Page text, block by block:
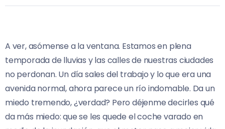
A ver, asómense a la ventana. Estamos en plena
temporada de lluvias y las calles de nuestras ciudades
no perdonan. Un día sales del trabajo y lo que era una
avenida normal, ahora parece un río indomable. Da un
miedo tremendo, ¿verdad? Pero déjenme decirles qué
da más miedo: que se les quede el coche varado en